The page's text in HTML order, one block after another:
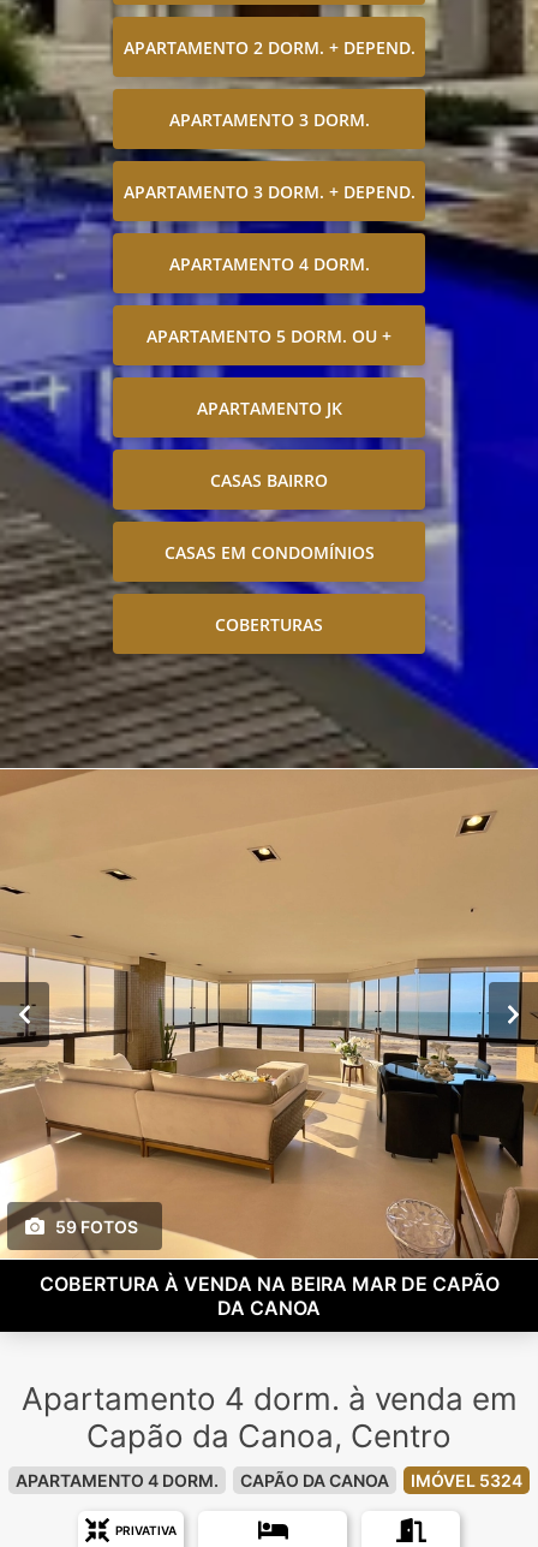
APARTAMENTO 2 DORM. + DEPEND.
APARTAMENTO 3 DORM.
APARTAMENTO 3 DORM. + DEPEND.
APARTAMENTO 4 DORM.
APARTAMENTO 5 DORM. OU +
APARTAMENTO JK
CASAS BAIRRO
CASAS EM CONDOMÍNIOS
COBERTURAS
59 FOTOS
COBERTURA À VENDA NA BEIRA MAR DE CAPÃO
DA CANOA
Apartamento 4 dorm. à venda em
Capão da Canoa, Centro
APARTAMENTO 4 DORM. CAPÃO DA CANOA IMÓVEL 5324
PRIVATIVA